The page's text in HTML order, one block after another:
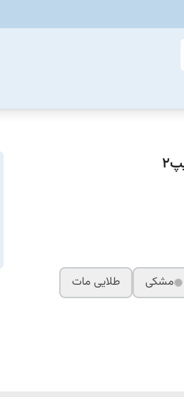
مشکی
طلایی مات